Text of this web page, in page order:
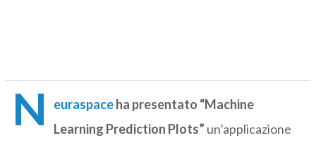
N euraspaceha presentato “Machine
Learning Prediction Plots” un’applicazione